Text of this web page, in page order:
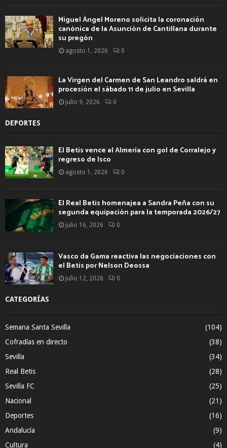
Miguel Ángel Moreno solicita la coronación
canónica de la Asunción de Cantillana durante
su pregón
agosto 1, 2026 0
La Virgen del Carmen de San Leandro saldrá en
procesión el sábado 11 de julio en Sevilla
julio 9, 2026 0
DEPORTES
El Betis vence al Almería con gol de Corralejo y
regreso de Isco
agosto 1, 2026 0
El Real Betis homenajea a Sandra Peña con su
segunda equipación para la temporada 2026/27
julio 16, 2026 0
Vasco da Gama reactiva las negociaciones con
el Betis por Nelson Deossa
julio 12, 2026 0
CATEGORÍAS
Semana Santa Sevilla
(104)
Cofradías en directo
(38)
Sevilla
(34)
Real Betis
(28)
Sevilla FC
(25)
Nacional
(21)
Deportes
(16)
Andalucía
(9)
Cultura
(4)